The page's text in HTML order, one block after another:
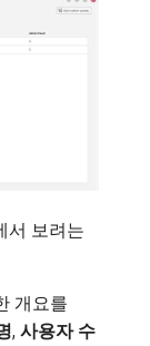
서 보려는
개요를
, 사용자 수